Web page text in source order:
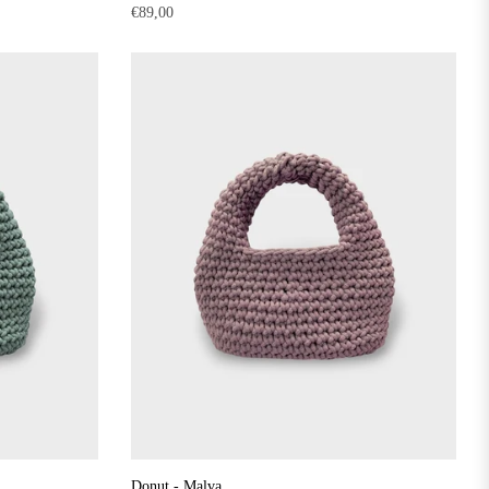
Precio
€89,00